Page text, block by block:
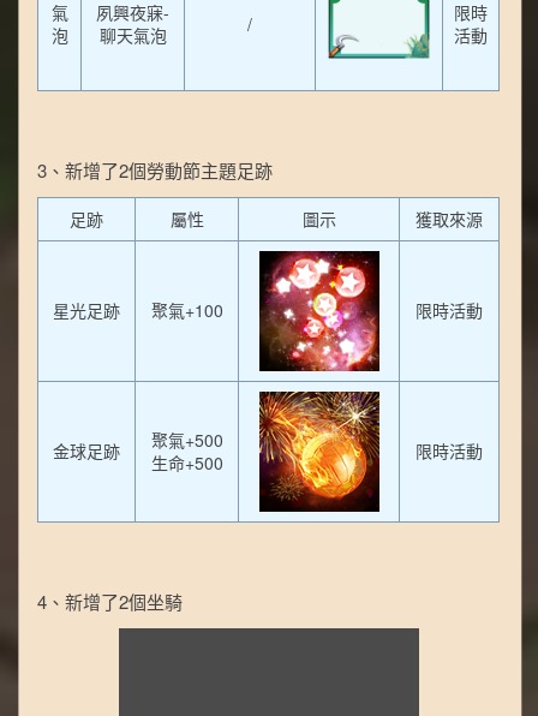
氣
泡
夙興夜寐-
聊天氣泡
/
限時
活動
3、新增了2個勞動節主題足跡
足跡 屬性 圖示 獲取來源
星光足跡 聚氣+100 限時活動
金球足跡
聚氣+500
生命+500
限時活動
4、新增了2個坐騎